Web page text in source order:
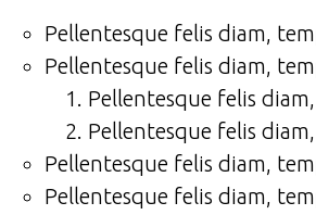
Pellentesque felis diam,
Pellentesque felis diam,
Pellentesque felis
Pellentesque felis
Pellentesque felis diam,
Pellentesque felis diam,